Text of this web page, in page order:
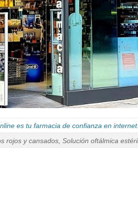
es tu farmacia de confianza en
rojos y cansados, Solución oftálmica